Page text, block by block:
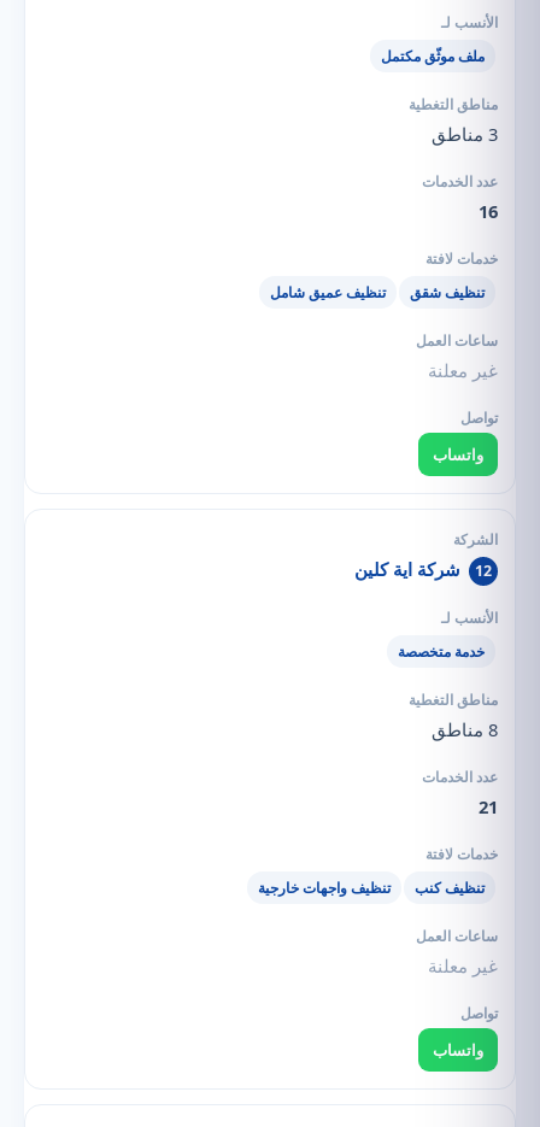
ملف موثّق مكتمل
3 مناطق
16
تنظيف شقق تنظيف عميق شامل
غير معلنة
واتساب
12 شركة اية كلين
خدمة متخصصة
8 مناطق
21
تنظيف كنب تنظيف واجهات خارجية
غير معلنة
واتساب